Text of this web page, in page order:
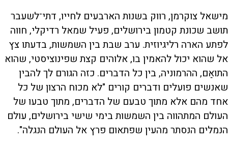
מישאל צוקרמן, רווק בשנות הארבעים לחייו, דתי־לשעבר
תושב שכונת קטמון בירושלים, פעיל שמאל רדיקלי, חווה
לפתע הארה רליגיוזית. ערב שבת בין השמשות, בדעתו צץ
אל שהוא יכול להאמין בו, אלוהים קצת שפינוציסטי, שהוא
התואַם, ההרמוניה, בין כל הדברים. כזה הגורם לך להבין
שאנשים פועלים ודברים קורים "לא מכוח הרצון של כל
אחד מהם אלא מתוך טבעם של הדברים, מתוך טבעו של
העולם המתהווה בין השמשות בימי שישי בירושלים, עולם
הנמלים הנסתר מהעין שפתאום פרץ אל העולם הנגלה".